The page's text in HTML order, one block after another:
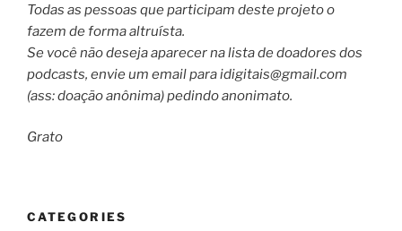
Todas as pessoas que participam deste projeto o
fazem de forma altruísta.
Se você não deseja aparecer na lista de doadores dos
podcasts, envie um email paraidigitais@gmail.com
(ass: doação anônima) pedindo anonimato.
Grato
CATEGORIES